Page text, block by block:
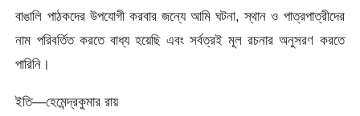
বাঙালি পাঠকদের উপযোগী করবার জন্যে আমি ঘটনা, স্থান ও পাত্রপাত্রীদের
নাম পরিবর্তিত করতে বাধ্য হয়েছি এবং সর্বত্রই মূল রচনার অনুসরণ করতে
পারিনি।
ইতি—হেমেন্দ্রকুমার রায়